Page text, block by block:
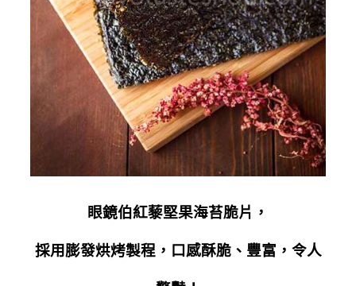
眼鏡伯紅藜堅果海苔脆片，
採用膨發烘烤製程，口感酥脆、豐富，令人